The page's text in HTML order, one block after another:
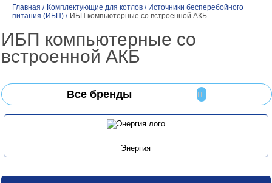
Главная / Комплектующие для котлов / Источники бесперебойного
питания (ИБП) / ИБП компьютерные со встроенной АКБ
ИБП компьютерные со
встроенной АКБ
Все бренды
Энергия